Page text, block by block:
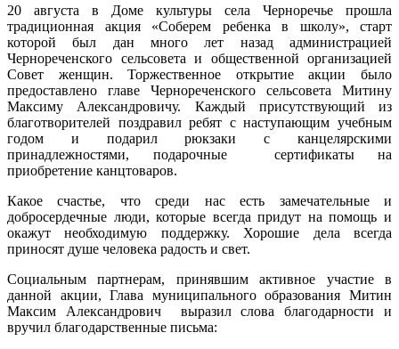
20 августа в Доме культуры села Черноречье прошла
традиционная акция «Соберем ребенка в школу», старт
которой был дан много лет назад администрацией
Чернореченского сельсовета и общественной организацией
Совет женщин. Торжественное открытие акции было
предоставлено главе Чернореченского сельсовета Митину
Максиму Александровичу. Каждый присутствующий из
благотворителей поздравил ребят с наступающим учебным
годом и подарил рюкзаки с канцелярскими
принадлежностями, подарочные сертификаты на
приобретение канцтоваров.
Какое счастье, что среди нас есть замечательные и
добросердечные люди, которые всегда придут на помощь и
окажут необходимую поддержку. Хорошие дела всегда
приносят душе человека радость и свет.
Социальным партнерам, принявшим активное участие в
данной акции, Глава муниципального образования Митин
Максим Александрович выразил слова благодарности и
вручил благодарственные письма: